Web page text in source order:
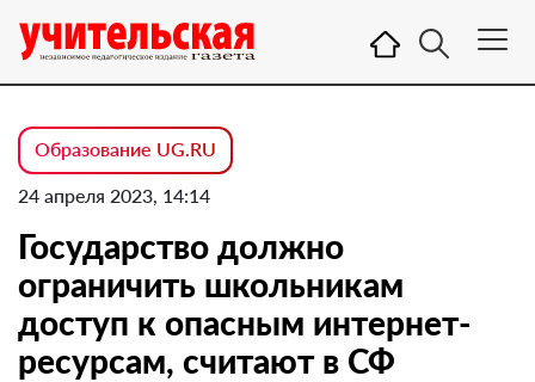
Образование UG.RU
24 апреля 2023, 14:14
Государство должно
ограничить школьникам
доступ к опасным интернет-
ресурсам, считают в СФ